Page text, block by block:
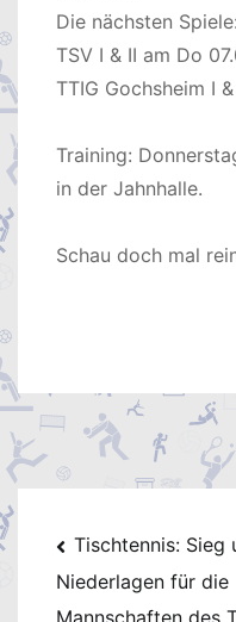
Die nächsten Spiele:
TSV I & II am Do
TTIG Gochsheim I &
Training:
in der Jahnhalle.
Schau doch mal
Tischtennis: Sieg
Niederlagen für die